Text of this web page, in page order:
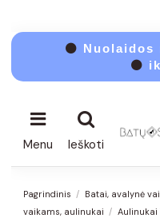
⚫ Nuolaidos
⚫
Menu Ieškoti
Pagrindinis Batai, avalynė
vaikams, aulinukai
Aulinukai